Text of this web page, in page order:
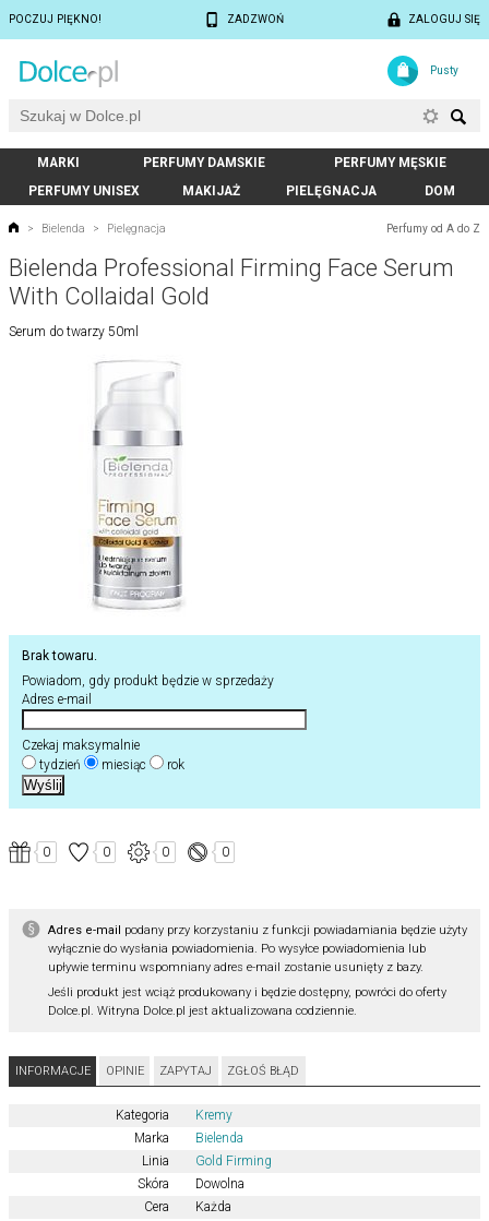
POCZUJ PIĘKNO! ZADZWOŃ ZALOGUJ SIĘ
Pusty
MARKI PERFUMY DAMSKIE
PERFUMY MĘSKIE
PERFUMY UNISEX
MAKIJAŻ PIELĘGNACJA DOM
Perfumy od A do Z
> Bielenda > Pielęgnacja
Bielenda Professional Firming Face Serum
With Collaidal Gold
Serum do twarzy 50ml
Brak towaru.
Powiadom, gdy produkt będzie w sprzedaży
Adres e-mail
Czekaj maksymalnie
tydzień
miesiąc rok
0 0 0 0
Adres e-mail
podany przy korzystaniu z funkcji powiadamiania będzie użyty
wyłącznie do wysłania powiadomienia. Po wysyłce powiadomienia lub
upływie terminu wspomniany adres e-mail zostanie usunięty z bazy.
Jeśli produkt jest wciąż produkowany i będzie dostępny, powróci do oferty
Dolce.pl. Witryna Dolce.pl jest aktualizowana codziennie.
INFORMACJE OPINIE ZAPYTAJ ZGŁOŚ BŁĄD
Kategoria
Kremy
Marka
Bielenda
Linia
Gold Firming
Skóra
Dowolna
Cera
Każda